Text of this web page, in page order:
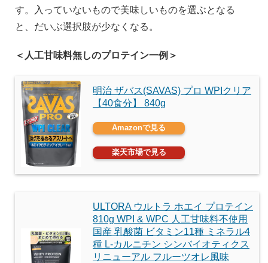
す。入っていないもので美味しいものを選ぶとなる
と、だいぶ選択肢が少なくなる。
＜人工甘味料無しのプロテイン一例＞
明治 ザバス(SAVAS) プロ WPIクリア
【40食分】 840g
Amazonで見る
楽天市場で見る
ULTORA ウルトラ ホエイ プロテイン
810g WPI & WPC 人工甘味料不使用
国産 乳酸菌 ビタミン11種 ミネラル4
種 L-カルニチン シンバイオティクス
リニューアル フルーツオレ風味